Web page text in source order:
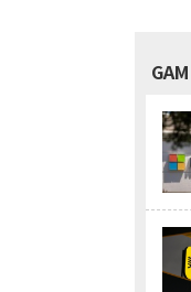
GAM